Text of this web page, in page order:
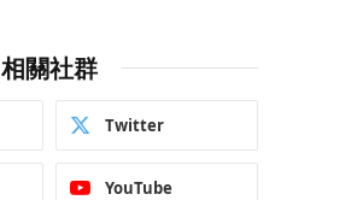
相關社群
Twitter
YouTube